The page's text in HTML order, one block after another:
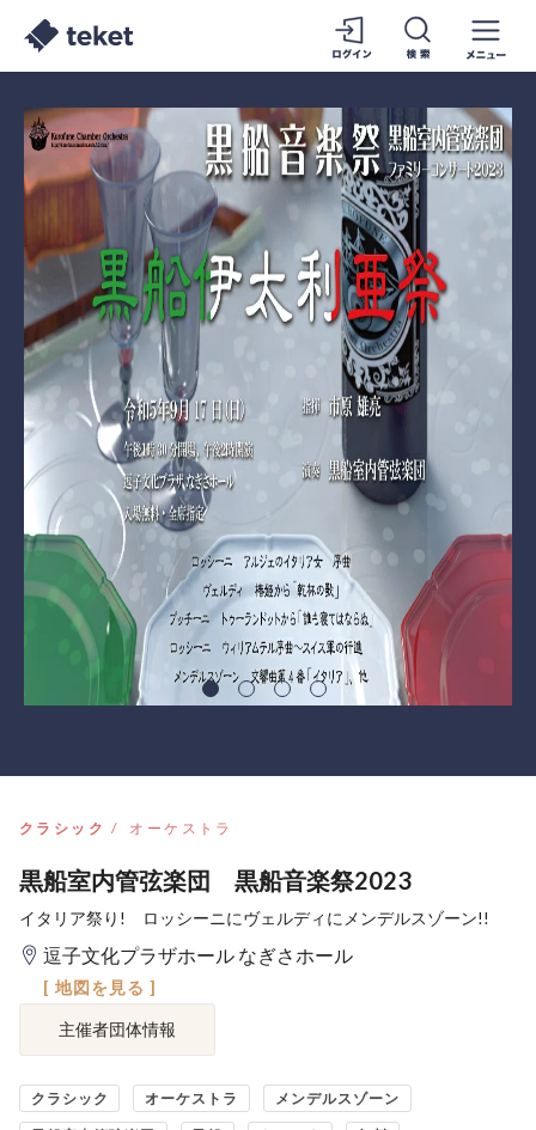
クラシック オーケストラ
黒船室内管弦楽団 黒船音楽祭2023
イタリア祭り! ロッシーニにヴェルディにメンデルスゾーン!!
逗子文化プラザホール なぎさホール
[ 地図を見る ]
主催者団体情報
クラシック オーケストラ メンデルスゾーン